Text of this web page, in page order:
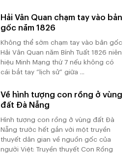
Hải Vân Quan chạm tay vào bản
gốc năm 1826
Không thể sớm chạm tay vào bản gốc
Hải Vân Quan năm Bính Tuất 1826 niên
hiệu Minh Mạng thứ 7 nếu không có
cái bắt tay “lịch sử” giữa ...
Về hình tượng con rồng ở vùng
đất Đà Nẵng
Hình tượng con rồng ở vùng đất Đà
Nẵng trước hết gắn với một truyền
thuyết dân gian về nguồn gốc của
người Việt: Truyền thuyết Con Rồng